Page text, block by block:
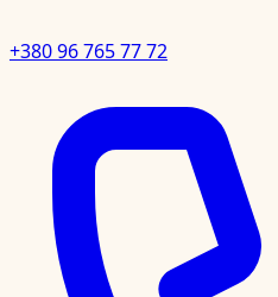
+380 96 765 77 72